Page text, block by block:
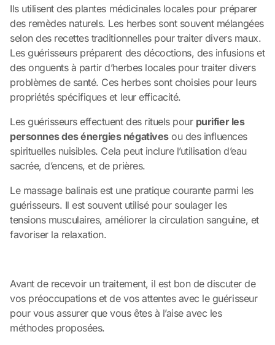
Ils utilisent des plantes médicinales locales pour préparer
des remèdes naturels. Les herbes sont souvent mélangées
selon des recettes traditionnelles pour traiter divers maux.
Les guérisseurs préparent des décoctions, des infusions et
des onguents à partir d’herbes locales pour traiter divers
problèmes de santé. Ces herbes sont choisies pour leurs
propriétés spécifiques et leur efficacité.
Les guérisseurs effectuent des rituels pour purifier les
personnes des énergies négativesou des influences
spirituelles nuisibles. Cela peut inclure l’utilisation d’eau
sacrée, d’encens, et de prières.
Le massage balinais est une pratique courante parmi les
guérisseurs. Il est souvent utilisé pour soulager les
tensions musculaires, améliorer la circulation sanguine, et
favoriser la relaxation.
Avant de recevoir un traitement, il est bon de discuter de
vos préoccupations et de vos attentes avec le guérisseur
pour vous assurer que vous êtes à l’aise avec les
méthodes proposées.